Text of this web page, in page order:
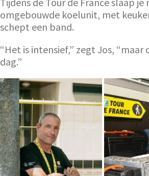
omgebouwde koelunit, met
schept een band.
“Het is intensief,” zegt Jos,
dag.”